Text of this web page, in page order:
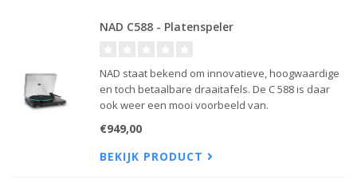
NAD C588 - Platenspeler
NAD staat bekend om innovatieve, hoogwaardige
en toch betaalbare draaitafels. De C 588 is daar
ook weer een mooi voorbeeld van.
€949,00
BEKIJK PRODUCT